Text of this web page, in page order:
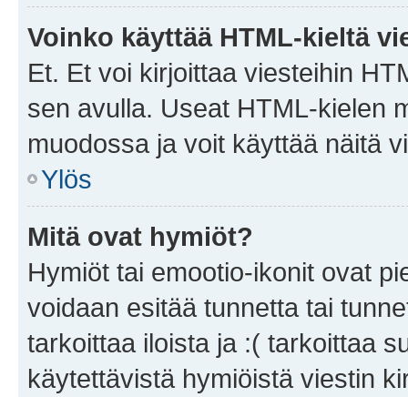
Voinko käyttää HTML-kieltä
Et. Et voi kirjoittaa viesteihin
sen avulla. Useat HTML-kielen
muodossa ja voit käyttää näitä
Ylös
Mitä ovat hymiöt?
Hymiöt tai emootio-ikonit ovat
voidaan esitää tunnetta tai
tarkoittaa iloista ja :( tarkoittaa
käytettävistä hymiöistä viestin